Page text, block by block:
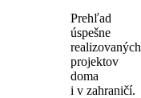
Prehľad
úspešne
realizovaných
projektov
doma
i v zahraničí.